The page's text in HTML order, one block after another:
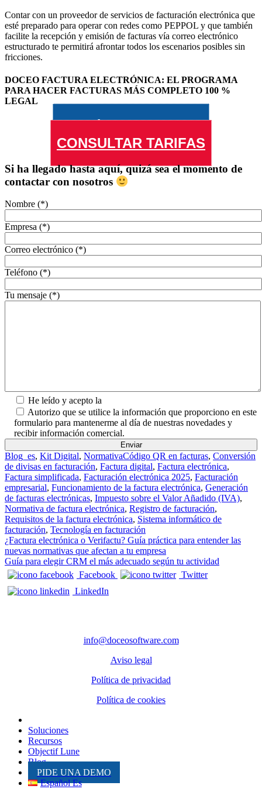
Contar con un proveedor de servicios de facturación electrónica que
esté preparado para operar con redes como PEPPOL y que también
facilite la recepción y emisión de facturas vía correo electrónico
estructurado te permitirá afrontar todos los escenarios posibles sin
fricciones.
DOCEO FACTURA ELECTRÓNICA: EL PROGRAMA
PARA HACER FACTURAS MÁS COMPLETO 100 %
LEGAL
CONSULTAR TARIFAS
Si ha llegado hasta aquí, quizá sea el momento de
contactar con nosotros
Nombre (*)
Empresa (*)
Correo electrónico (*)
Teléfono (*)
Tu mensaje (*)
He leído y acepto la
Autorizo que se utilice la información que proporciono en este
formulario para mantenerme al día de nuestras novedades y
recibir información comercial.
Blog_es, Kit Digital, NormativaCódigo QR en facturas, Conversión
de divisas en facturación, Factura digital, Factura electrónica,
Factura simplificada, Facturación electrónica 2025, Facturación
empresarial, Funcionamiento de la factura electrónica, Generación
de facturas electrónicas, Impuesto sobre el Valor Añadido (IVA),
Normativa de factura electrónica, Registro de facturación,
Requisitos de la factura electrónica, Sistema informático de
facturación, Tecnología en facturación
Navegación de entradas
¿Factura electrónica o Verifactu? Guía práctica para entender las
nuevas normativas que afectan a tu empresa
Guía para elegir CRM el más adecuado según tu actividad
Facebook
Twitter
LinkedIn
info@doceosoftware.com
Aviso legal
Política de privacidad
Política de cookies
Soluciones
Recursos
Objectif Lune
Blog
PIDE UNA DEMO
Español Es